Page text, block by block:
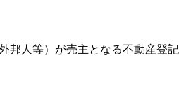
邦人等）が売主となる不動産登